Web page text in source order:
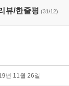
뷰/한줄평 (31/12)
년 11월 26일